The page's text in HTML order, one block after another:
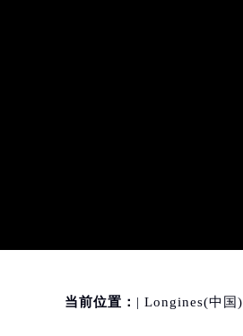
当前位置： | Longines(中国)